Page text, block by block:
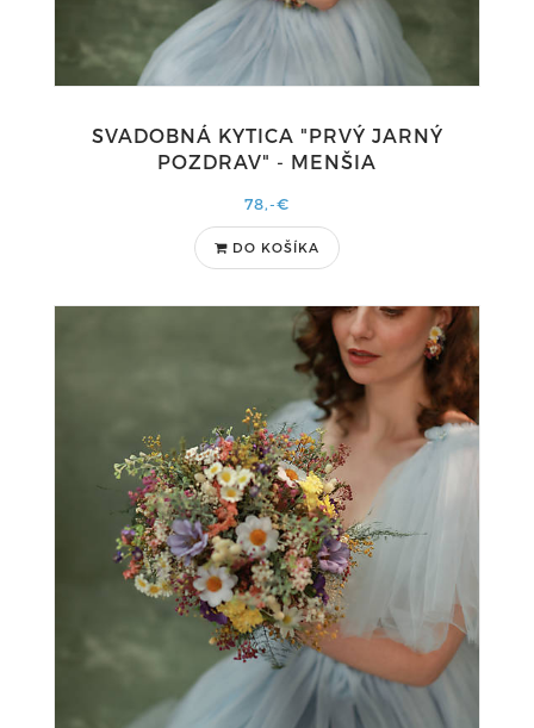
SVADOBNÁ KYTICA "PRVÝ JARNÝ
POZDRAV" - MENŠIA
78,-€
DO KOŠÍKA